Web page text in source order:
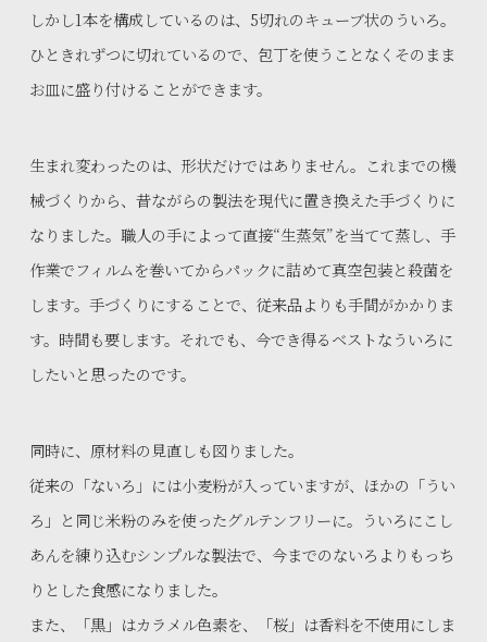
しかし1本を構成しているのは、5切れのキューブ状のういろ。
ひときれずつに切れているので、包丁を使うことなくそのまま
お皿に盛り付けることができます。
生まれ変わったのは、形状だけではありません。これまでの機
械づくりから、昔ながらの製法を現代に置き換えた手づくりに
なりました。職人の手によって直接“生蒸気”を当てて蒸し、手
作業でフィルムを巻いてからパックに詰めて真空包装と殺菌を
します。手づくりにすることで、従来品よりも手間がかかりま
す。時間も要します。それでも、今でき得るベストなういろに
したいと思ったのです。
同時に、原材料の見直しも図りました。
従来の「ないろ」には小麦粉が入っていますが、ほかの「うい
ろ」と同じ米粉のみを使ったグルテンフリーに。ういろにこし
あんを練り込むシンプルな製法で、今までのないろよりもっち
りとした食感になりました。
また、「黒」はカラメル色素を、「桜」は香料を不使用にしま